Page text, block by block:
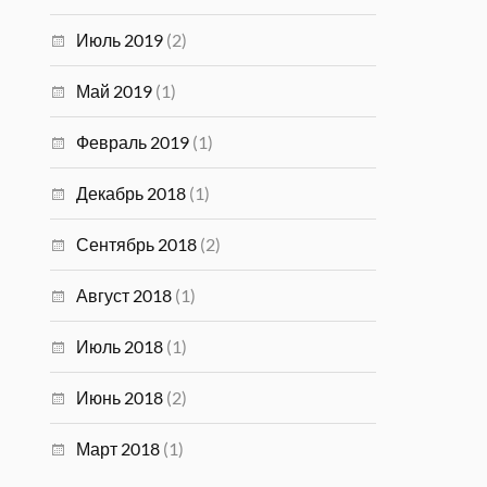
Июль 2019 (2)
Май 2019 (1)
Февраль 2019 (1)
Декабрь 2018 (1)
Сентябрь 2018 (2)
Август 2018 (1)
Июль 2018 (1)
Июнь 2018 (2)
Март 2018 (1)